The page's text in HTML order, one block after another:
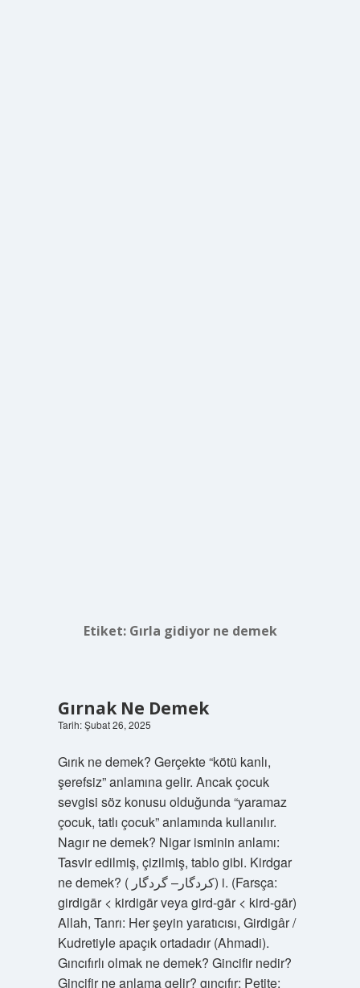
Etiket: Gırla gidiyor ne demek
Gırnak Ne Demek
Tarih: Şubat 26, 2025
Gırık ne demek? Gerçekte “kötü kanlı,
şerefsiz” anlamına gelir. Ancak çocuk
sevgisi söz konusu olduğunda “yaramaz
çocuk, tatlı çocuk” anlamında kullanılır.
Nagır ne demek? Nigar isminin anlamı:
Tasvir edilmiş, çizilmiş, tablo gibi. Kirdgar
ne demek? ( ﻛﺮﺩﮔﺎﺭ– ﮔﺮﺩﮔﺎﺭ) i. (Farsça:
girdigār < kirdigār veya gird-gār < kird-gār)
Allah, Tanrı: Her şeyin yaratıcısı, Girdigâr /
Kudretiyle apaçık ortadadır (Ahmadi).
Gıncıfırlı olmak ne demek? Gincifir nedir?
Gincifir ne anlama gelir? gıncıfır: Petite: